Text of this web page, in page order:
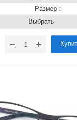
Размер :
Выбрать